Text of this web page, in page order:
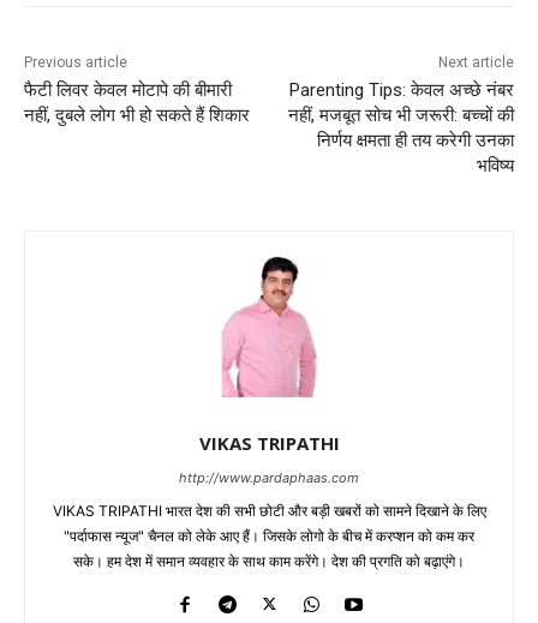
Previous article
फैटी लिवर केवल मोटापे की बीमारी
नहीं, दुबले लोग भी हो सकते हैं शिकार
Next article
Parenting Tips: केवल अच्छे नंबर
नहीं, मजबूत सोच भी जरूरी: बच्चों की
निर्णय क्षमता ही तय करेगी उनका
भविष्य
VIKAS TRIPATHI
http://www.pardaphaas.com
VIKAS TRIPATHI भारत देश की सभी छोटी और बड़ी खबरों को सामने दिखाने के लिए
"पर्दाफास न्यूज" चैनल को लेके आए हैं। जिसके लोगो के बीच में करप्शन को कम कर
सके। हम देश में समान व्यवहार के साथ काम करेंगे। देश की प्रगति को बढ़ाएंगे।